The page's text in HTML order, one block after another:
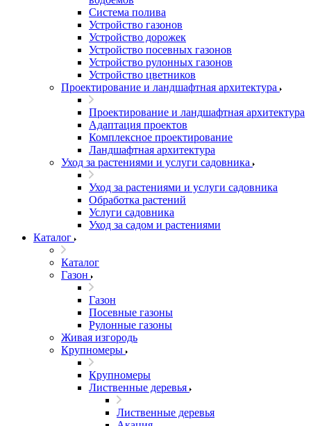
Система полива
Устройство газонов
Устройство дорожек
Устройство посевных газонов
Устройство рулонных газонов
Устройство цветников
Проектирование и ландшафтная архитектура
Проектирование и ландшафтная архитектура
Адаптация проектов
Комплексное проектирование
Ландшафтная архитектура
Уход за растениями и услуги садовника
Уход за растениями и услуги садовника
Обработка растений
Услуги садовника
Уход за садом и растениями
Каталог
Каталог
Газон
Газон
Посевные газоны
Рулонные газоны
Живая изгородь
Крупномеры
Крупномеры
Лиственные деревья
Лиственные деревья